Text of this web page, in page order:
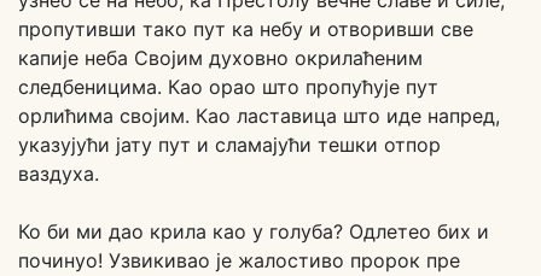
пропутивши тако пут ка небу и отворивши све
капије неба Својим духовно окрилаћеним
следбеницима. Као орао што пропућује пут
орлићима својим. Као ластавица што иде напред,
указујући јату пут и сламајући тешки отпор
ваздуха.
Ко би ми дао крила као у голуба? Одлетео бих и
починуо! Узвикивао је жалостиво пророк пре